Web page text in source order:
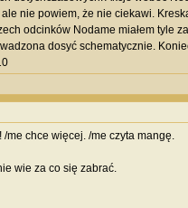
nie powiem, że nie ciekawi.
odcinków Nodame miałem tyle
dosyć schematycznie.
me chce więcej. /me czyta mangę.
wie za co się zabrać.